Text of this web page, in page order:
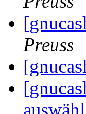
Preuss